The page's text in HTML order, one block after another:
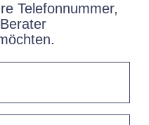
Telefonnummer,